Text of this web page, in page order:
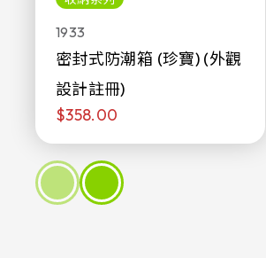
1933
密封式防潮箱 (珍寶) (外觀
設計註冊)
$358.00